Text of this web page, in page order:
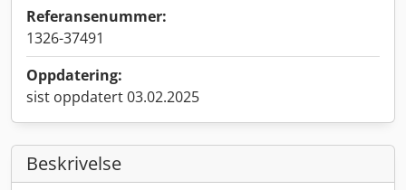
Referansenummer:
1326-37491
Oppdatering:
sist oppdatert 03.02.2025
Beskrivelse